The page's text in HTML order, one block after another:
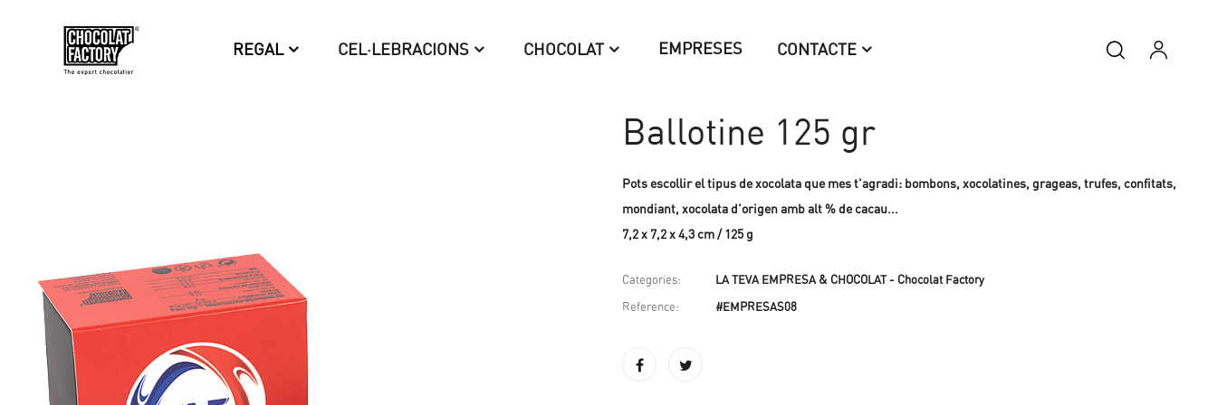
REGAL CEL·LEBRACIONS CHOCOLAT EMPRESES CONTACTE
Ballotine 125 gr
Pots escollir el tipus de xocolata que mes t'agradi: bombons, xocolatines, grageas, trufes, confitats,
mondiant, xocolata d'origen amb alt % de cacau...
7,2 x 7,2 x 4,3 cm / 125 g
Categories: LA TEVA EMPRESA & CHOCOLAT - Chocolat Factory
Reference: #EMPRESAS08